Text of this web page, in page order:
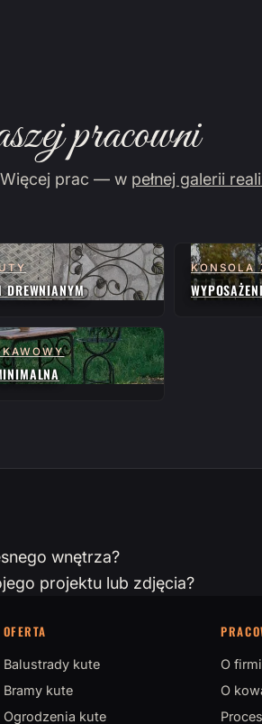
pracowni
Więcej prac — w pełnej galerii
DREWNIANYM
KONSOLA
wnętrza?
projektu lub zdjęcia?
OFERTA
Balustrady kute
Bramy kute
Ogrodzenia kute
O
O
Proces